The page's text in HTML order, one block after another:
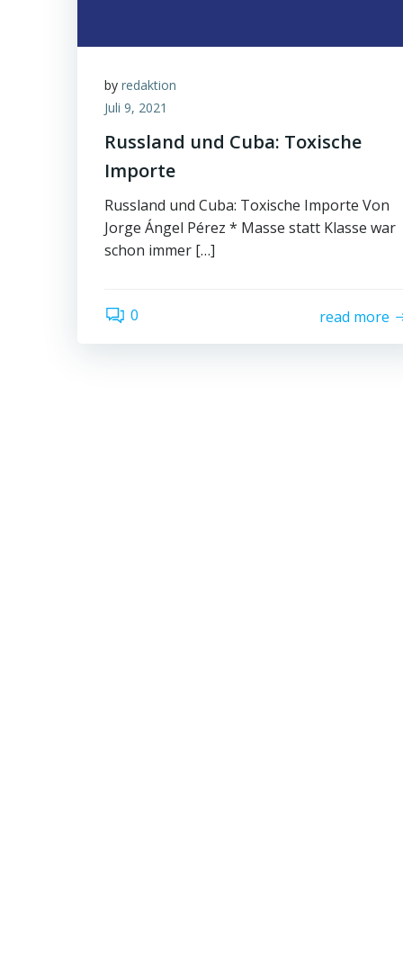
by redaktion
Juli 9, 2021
Russland und Cuba: Toxische
Importe
Russland und Cuba: Toxische Importe Von
Jorge Ángel Pérez * Masse statt Klasse war
schon immer […]
0 read more